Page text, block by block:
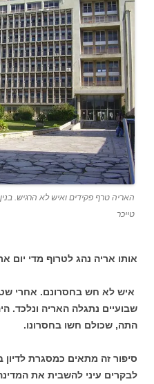
האריה טרף פקידים ואיש לא הרגיש. בנין
טייכר
אותו אריה נהג לטרוף מדי יום את
איש לא חש בחסרונם. אחרי
שבועיים נתגלה האריה ונלכד.
התה, שכולם חשו בחסרונו.
סיפור זה מתאים כמסגרת לדיון
לבקרים עיני להשבית את